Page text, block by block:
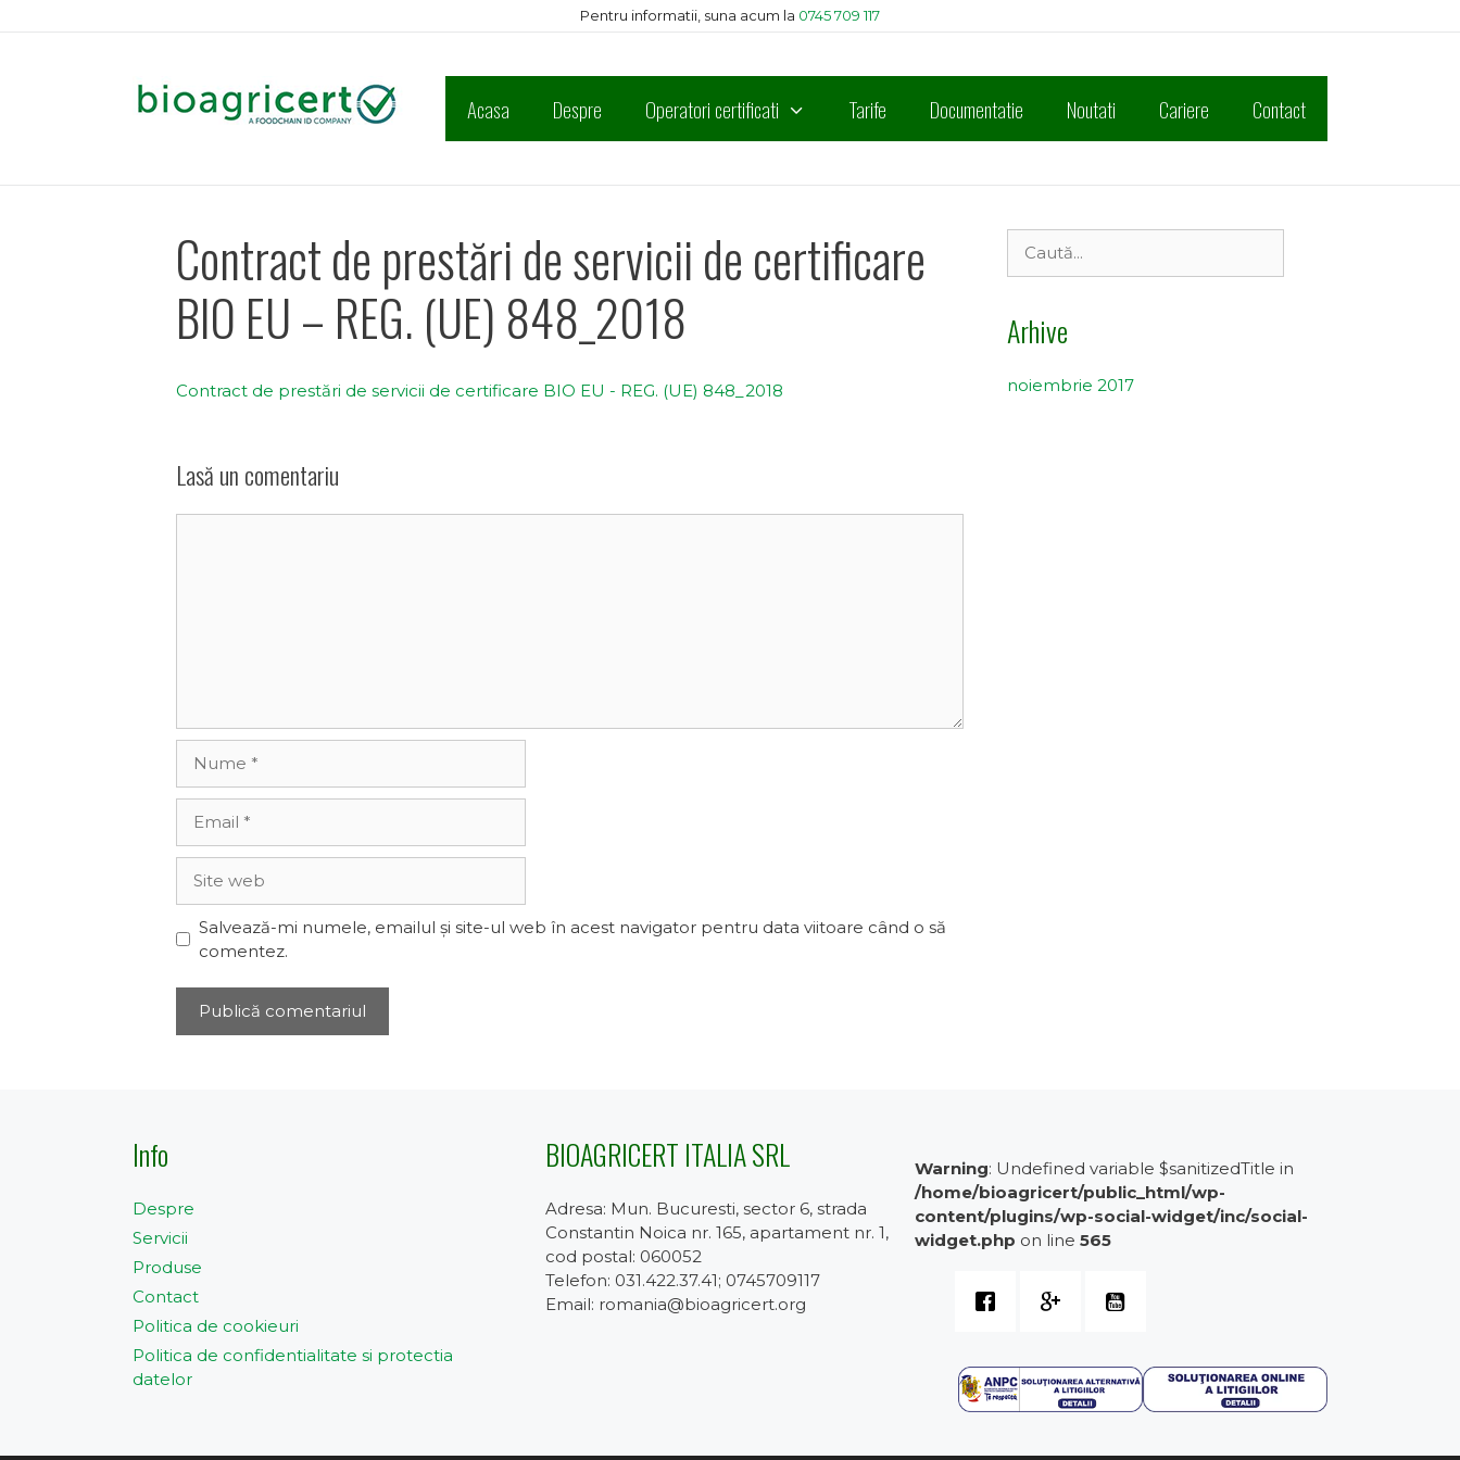
la
Pentru informatii, suna acum la 0745 709 117
Acasa Despre Operatori certificati Tarife Documentatie Noutati Cariere Contact
Contract de prestări de servicii de certificare
BIO EU – REG. (UE) 848_2018
Contract de prestări de servicii de certificare BIO EU - REG. (UE) 848_2018
Lasă un comentariu
web
Salvează-mi numele, emailul și site-ul web în acest navigator pentru data viitoare când o să
comentez.
după:
Arhive
noiembrie 2017
Info
Despre
Servicii
Produse
Contact
Politica de cookieuri
Politica de confidentialitate si protectia
datelor
BIOAGRICERT ITALIA SRL
Adresa: Mun. Bucuresti, sector 6, strada
Constantin Noica nr. 165, apartament nr. 1,
cod postal: 060052
Telefon: 031.422.37.41; 0745709117
Email: romania@bioagricert.org
Warning: Undefined variable $sanitizedTitle in
/home/bioagricert/public_html/wp-
content/plugins/wp-social-widget/inc/social-
widget.php on line 565